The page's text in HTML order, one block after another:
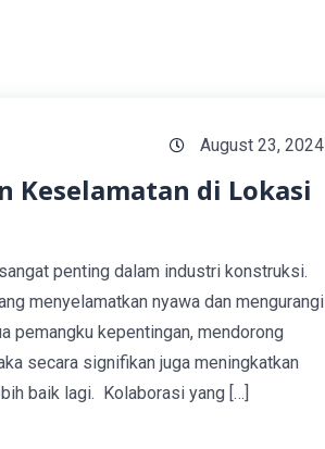
August 23, 2024
Keselamatan di Lokasi
penting dalam industri konstruksi.
menyelamatkan nyawa dan mengurangi
pemangku kepentingan, mendorong
secara signifikan juga meningkatkan
baik lagi. Kolaborasi yang […]